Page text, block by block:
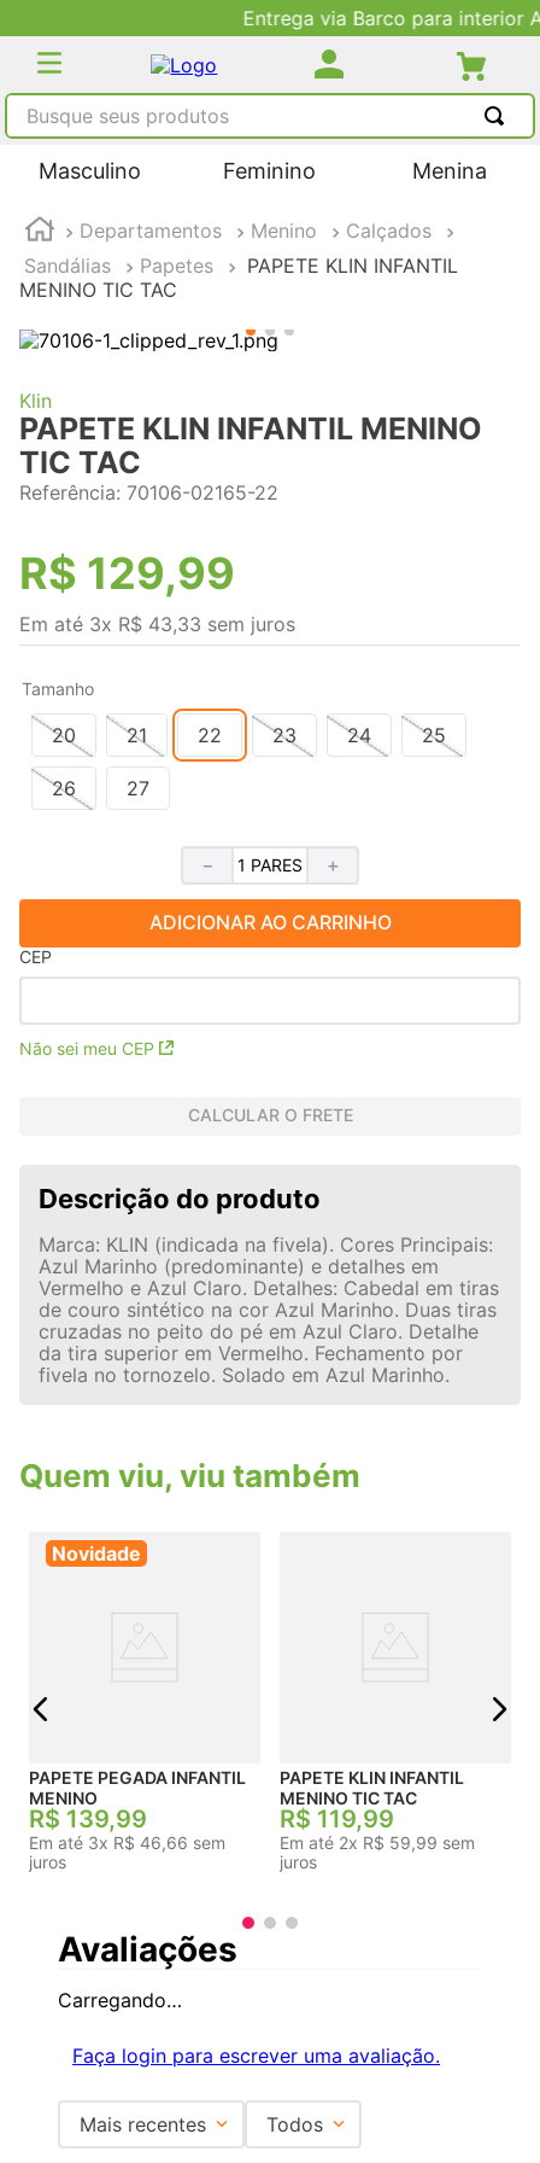
Entrega via Barco para interior AM
Busque seus produtos
Masculino Feminino Menina
Departamentos Menino
Calçados
Sandálias
Papetes
PAPETE KLIN INFANTIL
MENINO TIC TAC
Klin
PAPETE KLIN INFANTIL MENINO
TIC TAC
Referência: 70106-02165-22
R$ 129,99
Em até 3x R$ 43,33 sem juros
Tamanho
20 21 22 23 24 25
26 27
＋
－
ADICIONAR AO CARRINHO
CEP
Não sei meu CEP
CALCULAR O FRETE
Descrição do produto
Marca: KLIN (indicada na fivela). Cores Principais:
Azul Marinho (predominante) e detalhes em
Vermelho e Azul Claro. Detalhes: Cabedal em tiras
de couro sintético na cor Azul Marinho. Duas tiras
cruzadas no peito do pé em Azul Claro. Detalhe
da tira superior em Vermelho. Fechamento por
fivela no tornozelo. Solado em Azul Marinho.
Quem viu, viu também
Novidade
PAPETE PEGADA INFANTIL
MENINO
R$ 139,99
Em até 3x R$ 46,66 sem
juros
PAPETE KLIN INFANTIL
MENINO TIC TAC
R$ 119,99
Em até 2x R$ 59,99 sem
juros
Avaliações
Carregando…
Faça login para escrever uma avaliação.
Mais recentes Todos
TERMOS MAIS BUSCADOS
2
tenis feminino
3º
kenner